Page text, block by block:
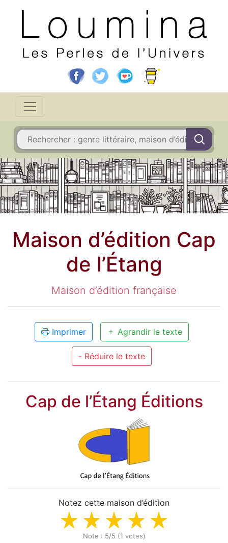
Maison d’édition Cap
de l’Étang
Maison d’édition française
Imprimer Agrandir le texte
- Réduire le texte
Cap de l’Étang Éditions
Notez cette maison d’édition
Note : 5/5 (1 votes)